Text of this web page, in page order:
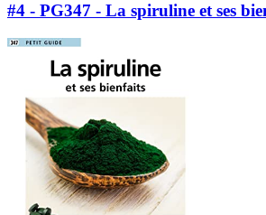
#4 - PG347 - La spiruline et ses